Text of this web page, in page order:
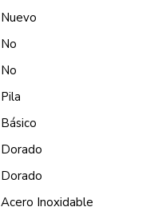
Nuevo
No
No
Pila
Básico
Dorado
Dorado
Acero Inoxidable